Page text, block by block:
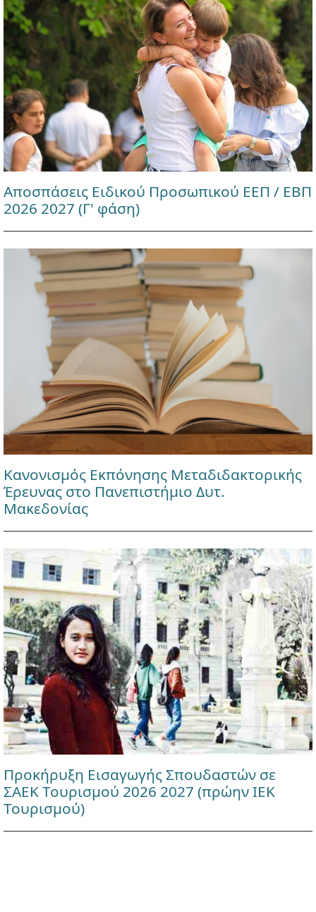
Αποσπάσεις Ειδικού Προσωπικού ΕΕΠ / ΕΒΠ
2026 2027 (Γ' φάση)
Κανονισμός Εκπόνησης Μεταδιδακτορικής
Έρευνας στο Πανεπιστήμιο Δυτ.
Μακεδονίας
Προκήρυξη Εισαγωγής Σπουδαστών σε
ΣΑΕΚ Τουρισμού 2026 2027 (πρώην ΙΕΚ
Τουρισμού)